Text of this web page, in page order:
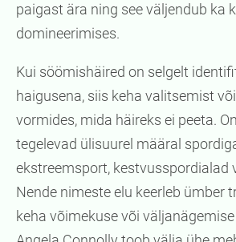
paigast ära ning see väljendub ka
domineerimises.
Kui söömishäired on selgelt
haigusena, siis keha valitsemist
vormides, mida häireks ei peeta.
tegelevad ülisuurel määral
ekstreemsport, kestvusspordialad
Nende nimeste elu keerleb ümber
keha võimekuse või